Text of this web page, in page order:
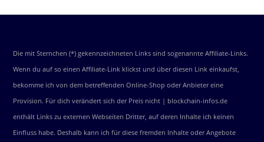
Die mit Sternchen (*) gekennzeichneten Links sind sogenannte Affiliate-Links.
Wenn du auf so einen Affiliate-Link klickst und über diesen Link einkaufst,
bekomme ich von dem betreffenden Online-Shop oder Anbieter eine
Provision. Für dich verändert sich der Preis nicht | blockchain-infos.de
enthält Links zu externen Webseiten Dritter, auf deren Inhalte ich keinen
Einfluss habe. Deshalb kann ich für diese fremden Inhalte oder Angebote